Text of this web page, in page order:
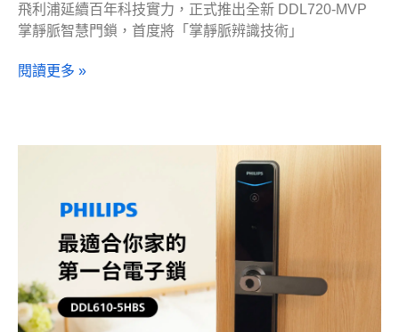
飛利浦延續百年科技實力，正式推出全新 DDL720-MVP
掌靜脈智慧門鎖，首度將「掌靜脈辨識技術」
閱讀更多 »